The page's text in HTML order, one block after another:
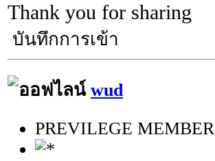
Thank you for sharing
บันทึกการเข้า
wud
PREVILEGE MEMBER